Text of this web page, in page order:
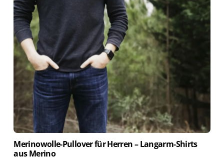
Merinowolle-Pullover für Herren – Langarm-Shirts
aus Merino